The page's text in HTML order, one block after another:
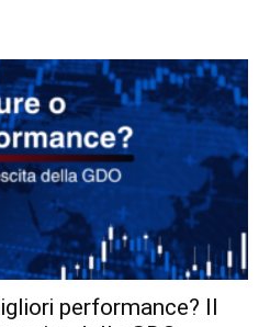
performance? Il